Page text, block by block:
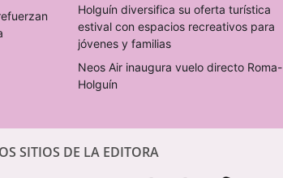
Holguín diversifica su oferta turística
estival con espacios recreativos para
jóvenes y familias
Neos Air inaugura vuelo directo Roma-
Holguín
SITIOS DE LA EDITORA